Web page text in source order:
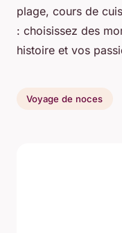
plage, cours de
: choisissez des
histoire et vos
Voyage de noces